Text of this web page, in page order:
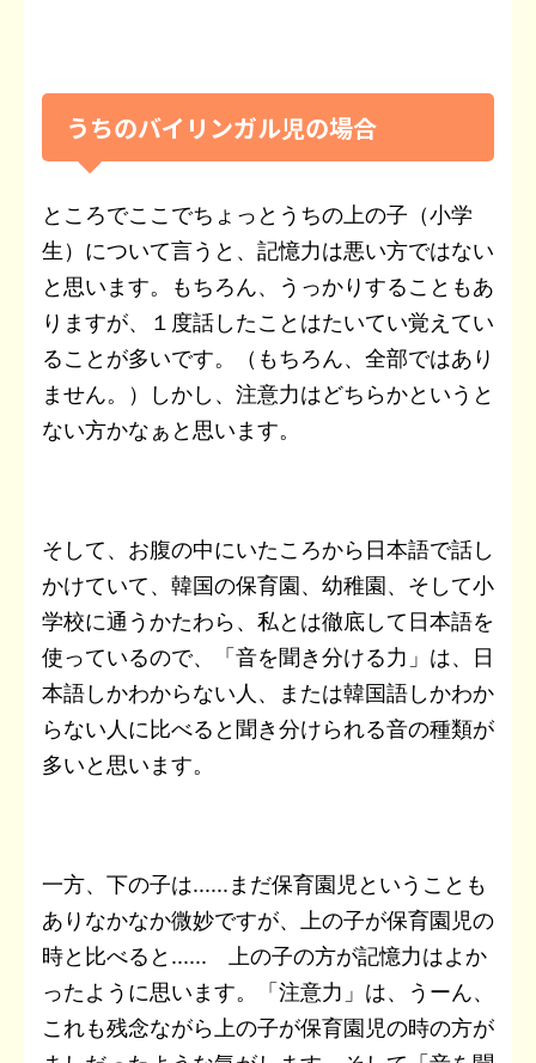
うちのバイリンガル児の場合
ところでここでちょっとうちの上の子（小学
生）について言うと、記憶力は悪い方ではない
と思います。もちろん、うっかりすることもあ
りますが、１度話したことはたいてい覚えてい
ることが多いです。（もちろん、全部ではあり
ません。）しかし、注意力はどちらかというと
ない方かなぁと思います。
そして、お腹の中にいたころから日本語で話し
かけていて、韓国の保育園、幼稚園、そして小
学校に通うかたわら、私とは徹底して日本語を
使っているので、「音を聞き分ける力」は、日
本語しかわからない人、または韓国語しかわか
らない人に比べると聞き分けられる音の種類が
多いと思います。
一方、下の子は......まだ保育園児ということも
ありなかなか微妙ですが、上の子が保育園児の
時と比べると...... 上の子の方が記憶力はよか
ったように思います。「注意力」は、うーん、
これも残念ながら上の子が保育園児の時の方が